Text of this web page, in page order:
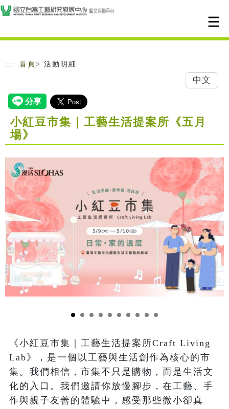
跳到主要內容
網站導覽
::: 首頁 > 活動明細
中文
小紅豆市集｜工藝生活提案所《五月
場》
《小紅豆市集｜工藝生活提案所Craft Living
Lab》，是一個以工藝與生活創作為核心的市
集。我們相信，市集不只是購物，而是生活文
化的入口。我們邀請你放慢腳步，在工藝、手
作與親子友善的體驗中，感受那些微小卻真